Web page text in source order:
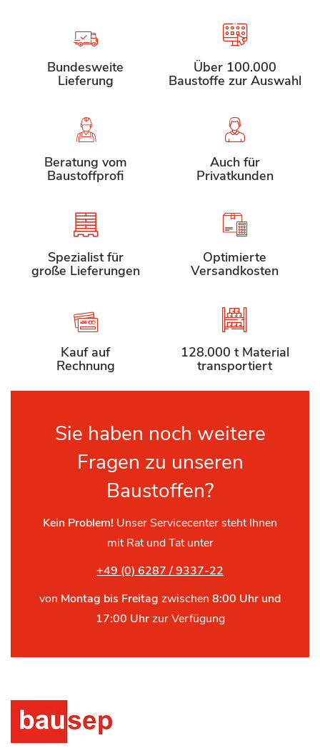
Bundesweite
Lieferung
Über 100.000
Baustoffe zur Auswahl
Beratung vom
Baustoffprofi
Auch für
Privatkunden
Spezialist für
große Lieferungen
Optimierte
Versandkosten
Kauf auf
Rechnung
128.000 t Material
transportiert
Sie haben noch weitere
Fragen zu unseren
Baustoffen?
Kein Problem! Unser Servicecenter steht Ihnen
mit Rat und Tat unter
+49 (0) 6287 / 9337-22
von Montag bis Freitag zwischen 8:00 Uhr und
17:00 Uhrzur Verfügung